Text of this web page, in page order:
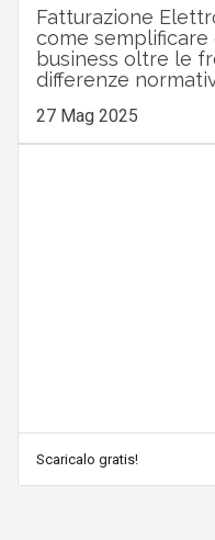
Fatturazione
come semplificare
business oltre le
differenze
27 Mag 2025
Scaricalo gratis!